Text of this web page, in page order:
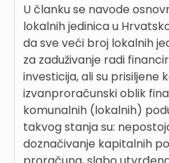
U članku se navode
lokalnih jedinica u
da sve veći broj lokalnih
za zaduživanje radi
investicija, ali su prisiljene
izvanproračunski oblik
komunalnih (lokalnih)
takvog stanja su:
doznačivanje kapitalnih